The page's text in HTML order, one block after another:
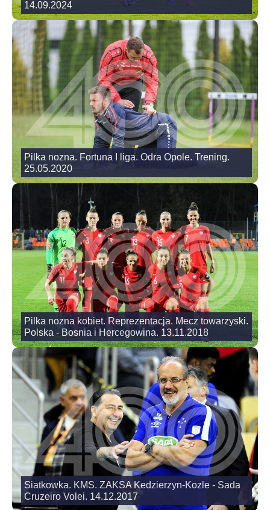
14.09.2024
Pilka nozna. Fortuna I liga. Odra Opole. Trening.
25.05.2020
Pilka nozna kobiet. Reprezentacja. Mecz towarzyski.
Polska - Bosnia i Hercegowina. 13.11.2018
Siatkowka. KMS. ZAKSA Kedzierzyn-Kozle - Sada
Cruzeiro Volei. 14.12.2017